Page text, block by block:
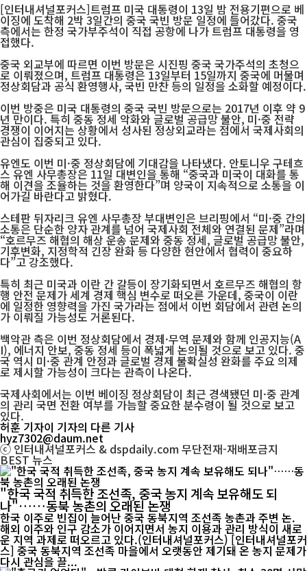
[인터내셔널포커스]트럼프 미국 대통령이 13일 밤 전용기편으로 베
이징에 도착해 2박 3일간의 중국 국빈 방문 일정에 들어갔다. 중국
측에서는 한정 국가부주석이 직접 공항에 나가 트럼프 대통령을 영
접했다.
중국 외교부에 따르면 이번 방문은 시진핑 중국 국가주석의 초청으
로 이뤄졌으며, 트럼프 대통령은 13일부터 15일까지 중국에 머물며
정상회담과 공식 환영행사, 국빈 만찬 등의 일정을 소화할 예정이다.
이번 방중은 미국 대통령의 중국 국빈 방문으로는 2017년 이후 약 9
년 만이다. 특히 중동 정세 악화와 글로벌 공급망 불안, 미·중 전략
경쟁이 이어지는 상황에서 성사된 정상외교라는 점에서 국제사회의
관심이 집중되고 있다.
유엔도 이번 미·중 정상회담에 기대감을 나타냈다. 안토니우 구테흐
스 유엔 사무총장은 11일 대변인을 통해 “중국과 미국이 대화를 통
해 이견을 조율하는 것을 환영한다”며 양국이 지속적으로 소통을 이
어가길 바란다고 밝혔다.
스테판 뒤자리크 유엔 사무총장 부대변인은 브리핑에서 “미·중 간의
소통은 단순한 양자 관계를 넘어 국제사회 전체와 연결된 문제”라며
“호르무즈 해협의 해상 운송 문제와 중동 정세, 글로벌 공급망 불안,
기후변화, 지정학적 긴장 완화 등 다양한 현안에서 협력이 중요하
다”고 강조했다.
특히 최근 미국과 이란 간 갈등이 장기화되면서 호르무즈 해협의 항
행 안전 문제가 세계 경제 핵심 변수로 떠오른 가운데, 중국이 이란
에 일정한 영향력을 가진 국가라는 점에서 이번 회담에서 관련 논의
가 이뤄질 가능성도 거론된다.
백악관 측은 이번 정상회담에서 경제·무역 문제와 함께 인공지능(A
I), 에너지 안보, 중동 정세 등이 폭넓게 논의될 것으로 보고 있다. 중
국 역시 미·중 관계 안정과 글로벌 경제 불확실성 완화를 주요 의제
로 제시할 가능성이 크다는 관측이 나온다.
국제사회에서는 이번 베이징 정상회담이 최근 경색됐던 미·중 관계
의 관리 국면 전환 여부를 가늠할 중요한 분수령이 될 것으로 보고
있다.
허훈 기자이 기자의 다른 기사
hyz7302@daum.net
ⓒ 인터내셔널포커스 & dspdaily.com 무단전재-재배포금지
BEST뉴스
"한국 국적 취득한 조선족, 중국 농지 계속 보유해도 되
나"……동북 농촌의 오래된 논쟁
한국 이주로 빈집이 늘어난 중국 동북지역 조선족 농촌과 주변 논.
해외 이주와 인구 감소가 이어지면서 농지 이용과 관리 방식이 새로
운 지역 과제로 떠오르고 있다.(인터내셔널포커스) [인터내셔널포커
스] 중국 동북지역 조선족 마을에서 오랫동안 제기돼 온 농지 문제가
다시 관심을 끌...